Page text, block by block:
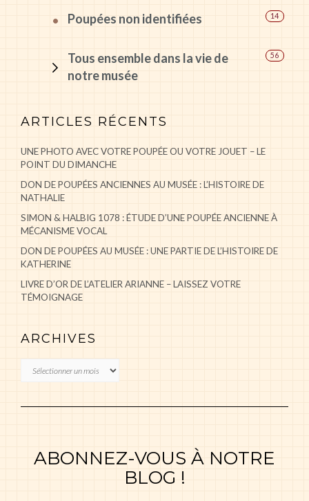
Poupées non identifiées 14
Tous ensemble dans la vie de
notre musée
56
ARTICLES RÉCENTS
UNE PHOTO AVEC VOTRE POUPÉE OU VOTRE JOUET – LE
POINT DU DIMANCHE
DON DE POUPÉES ANCIENNES AU MUSÉE : L’HISTOIRE DE
NATHALIE
SIMON & HALBIG 1078 : ÉTUDE D’UNE POUPÉE ANCIENNE À
MÉCANISME VOCAL
DON DE POUPÉES AU MUSÉE : UNE PARTIE DE L’HISTOIRE DE
KATHERINE
LIVRE D’OR DE L’ATELIER ARIANNE – LAISSEZ VOTRE
TÉMOIGNAGE
ARCHIVES
ABONNEZ-VOUS À NOTRE
BLOG !